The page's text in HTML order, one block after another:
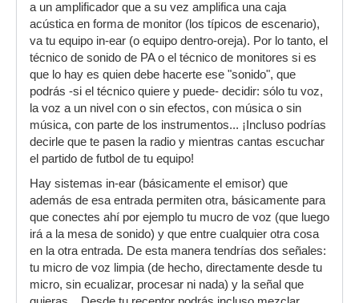
a un amplificador que a su vez amplifica una caja
acústica en forma de monitor (los típicos de escenario),
va tu equipo in-ear (o equipo dentro-oreja). Por lo tanto, el
técnico de sonido de PA o el técnico de monitores si es
que lo hay es quien debe hacerte ese "sonido", que
podrás -si el técnico quiere y puede- decidir: sólo tu voz,
la voz a un nivel con o sin efectos, con música o sin
música, con parte de los instrumentos... ¡Incluso podrías
decirle que te pasen la radio y mientras cantas escuchar
el partido de futbol de tu equipo!
Hay sistemas in-ear (básicamente el emisor) que
además de esa entrada permiten otra, básicamente para
que conectes ahí por ejemplo tu mucro de voz (que luego
irá a la mesa de sonido) y que entre cualquier otra cosa
en la otra entrada. De esta manera tendrías dos señales:
tu micro de voz limpia (de hecho, directamente desde tu
micro, sin ecualizar, procesar ni nada) y la señal que